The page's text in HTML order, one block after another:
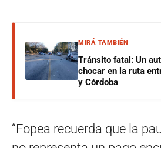
MIRÁ TAMBIÉN
Tránsito fatal: Un
chocar en la ruta
y Córdoba
“Fopea recuerda que la